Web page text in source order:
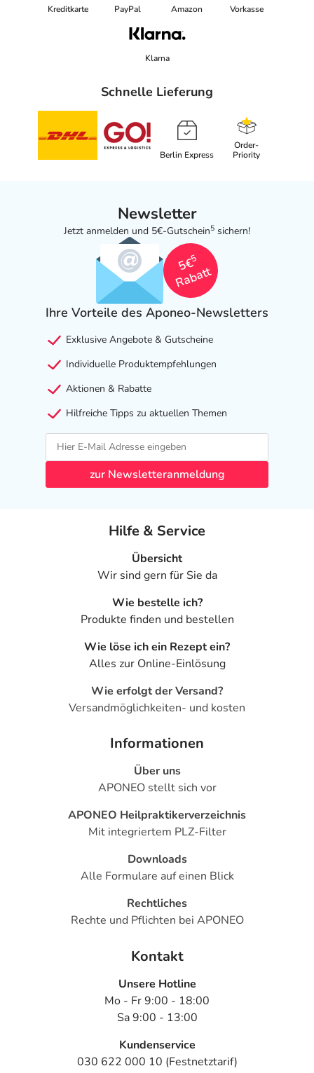
Kreditkarte PayPal Amazon Vorkasse
Klarna
Schnelle Lieferung
Berlin Express
Order-
Priority
Newsletter
Jetzt anmelden und 5€-Gutschein5 sichern!
5€
5
Rabatt
Ihre Vorteile des Aponeo-Newsletters
Exklusive Angebote & Gutscheine
Individuelle Produktempfehlungen
Aktionen & Rabatte
Hilfreiche Tipps zu aktuellen Themen
zur Newsletteranmeldung
Hilfe & Service
Übersicht
Wir sind gern für Sie da
Wie bestelle ich?
Produkte finden und bestellen
Wie löse ich ein Rezept ein?
Alles zur Online-Einlösung
Wie erfolgt der Versand?
Versandmöglichkeiten- und kosten
Informationen
Über uns
APONEO stellt sich vor
APONEO Heilpraktikerverzeichnis
Mit integriertem PLZ-Filter
Downloads
Alle Formulare auf einen Blick
Rechtliches
Rechte und Pflichten bei APONEO
Kontakt
Unsere Hotline
Mo - Fr 9:00 - 18:00
Sa 9:00 - 13:00
Kundenservice
030 622 000 10 (Festnetztarif)